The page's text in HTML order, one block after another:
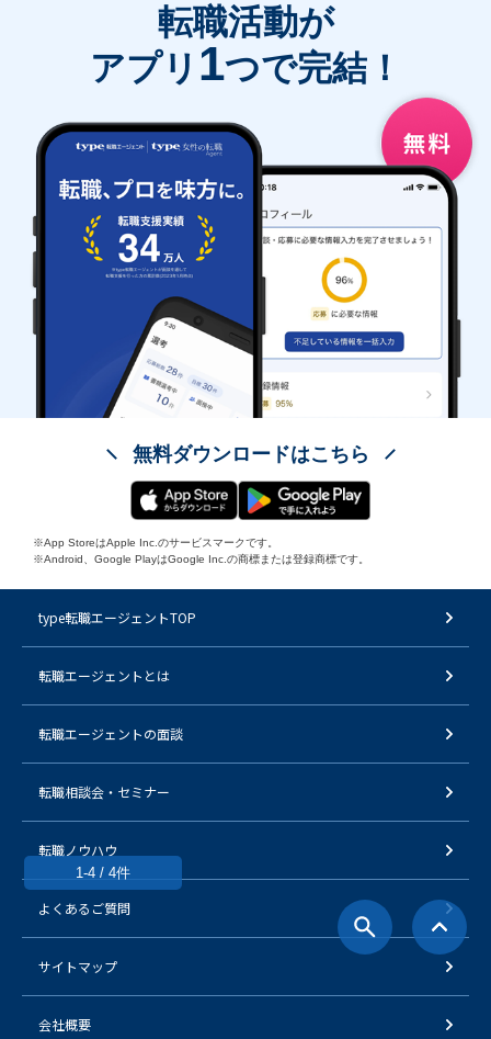
1-4 / 4件
転職活動が
アプリ 1つで完結！
無料ダウンロードはこちら
※App StoreはApple Inc.のサービスマークです。
※Android、Google PlayはGoogle Inc.の商標または登録商標です。
type転職エージェントTOP
転職エージェントとは
転職エージェントの面談
転職相談会・セミナー
転職ノウハウ
よくあるご質問
サイトマップ
会社概要